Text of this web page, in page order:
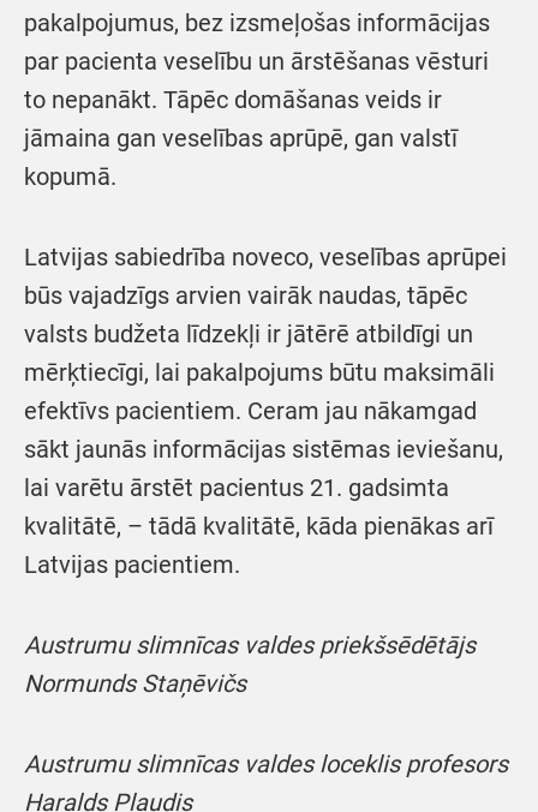
pakalpojumus, bez izsmeļošas informācijas
par pacienta veselību un ārstēšanas vēsturi
to nepanākt. Tāpēc domāšanas veids ir
jāmaina gan veselības aprūpē, gan valstī
kopumā.
Latvijas sabiedrība noveco, veselības aprūpei
būs vajadzīgs arvien vairāk naudas, tāpēc
valsts budžeta līdzekļi ir jātērē atbildīgi un
mērķtiecīgi, lai pakalpojums būtu maksimāli
efektīvs pacientiem. Ceram jau nākamgad
sākt jaunās informācijas sistēmas ieviešanu,
lai varētu ārstēt pacientus 21. gadsimta
kvalitātē, – tādā kvalitātē, kāda pienākas arī
Latvijas pacientiem.
Austrumu slimnīcas valdes priekšsēdētājs
Normunds Staņēvičs
Austrumu slimnīcas valdes loceklis profesors
Haralds Plaudis